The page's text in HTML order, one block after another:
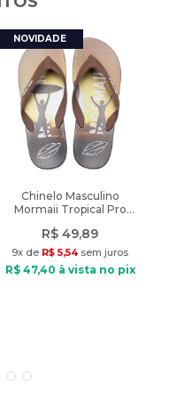
Chinelo Masculino
Mormaii Tropical Pro
R$ 49,89
9x de R$ 5,54 sem juros
R$ 47,40 à vista no pix